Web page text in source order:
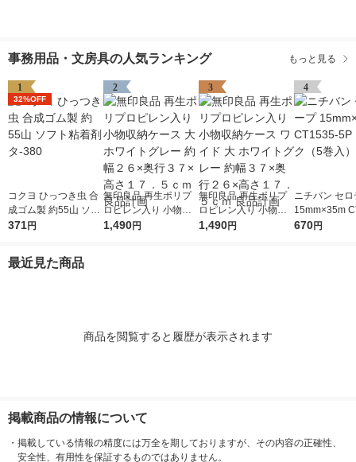
事務用品・文房具の人気ランキング もっと見る
1
32%OFF
コクヨ ひっつき虫 合
成ゴム製 約55山 ソフ
ト粘着剤 タ-380
371円
2
無印良品 再生ポリプ
ロピレン入り 小物収
納ケース 大 ホワイト
1,490円
3
無印良品 再生ポリプ
ロピレン入り 小物収
納ケース ワイド 大 ホ
1,490円
4
ニチバン セ
15mm×35m
5P 1パック（
670円
最近見た商品
商品を閲覧すると履歴が表示されます
掲載商品の情報について
・ 掲載している情報の精度には万全を期しておりますが、その内容の正確性、
安全性、有用性を保証するものではありません。